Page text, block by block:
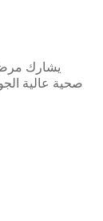
يشارك
صحية عالية